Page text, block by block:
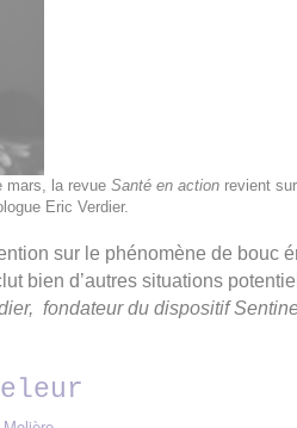
mars, la revue Santé en action revient
Eric Verdier.
sur le phénomène de bouc
bien d’autres situations
fondateur du dispositif